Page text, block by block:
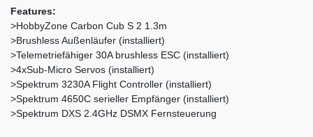
Features:
>HobbyZone Carbon Cub S 2 1.3m
>Brushless Außenläufer (installiert)
>Telemetriefähiger 30A brushless ESC (installiert)
>4xSub-Micro Servos (installiert)
>Spektrum 3230A Flight Controller (installiert)
>Spektrum 4650C serieller Empfänger (installiert)
>Spektrum DXS 2.4GHz DSMX Fernsteuerung